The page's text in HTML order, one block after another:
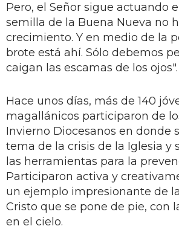
Pero, el Señor sigue actuando
semilla de la Buena Nueva no
crecimiento. Y en medio de la
brote está ahí. Sólo debemos
caigan las escamas de los ojos".
Hace unos días, más de 140
magallánicos participaron de
Invierno Diocesanos en donde
tema de la crisis de la Iglesia y
las herramientas para la
Participaron activa y
un ejemplo impresionante de
Cristo que se pone de pie, con
en el cielo.